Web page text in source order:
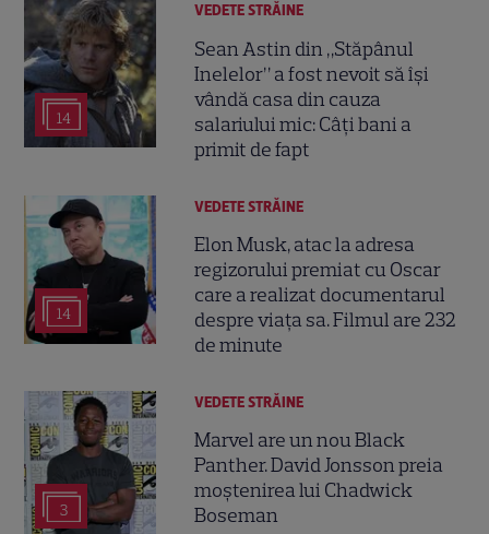
14
VEDETE STRĂINE
Sean Astin din „Stăpânul
Inelelor” a fost nevoit să își
vândă casa din cauza
salariului mic: Câți bani a
primit de fapt
14
VEDETE STRĂINE
Elon Musk, atac la adresa
regizorului premiat cu Oscar
care a realizat documentarul
despre viața sa. Filmul are 232
de minute
3
VEDETE STRĂINE
Marvel are un nou Black
Panther. David Jonsson preia
moștenirea lui Chadwick
Boseman